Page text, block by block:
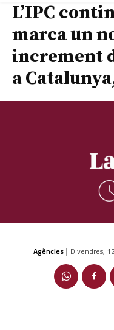
L’IPC
marca un
increment
a
Agències | Divendres,